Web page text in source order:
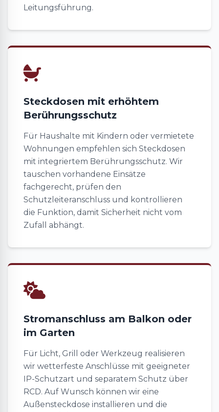
Leitungsführung.
Steckdosen mit erhöhtem
Berührungsschutz
Für Haushalte mit Kindern oder vermietete
Wohnungen empfehlen sich Steckdosen
mit integriertem Berührungsschutz. Wir
tauschen vorhandene Einsätze
fachgerecht, prüfen den
Schutzleiteranschluss und kontrollieren
die Funktion, damit Sicherheit nicht vom
Zufall abhängt.
Stromanschluss am Balkon oder
im Garten
Für Licht, Grill oder Werkzeug realisieren
wir wetterfeste Anschlüsse mit geeigneter
IP-Schutzart und separatem Schutz über
RCD. Auf Wunsch können wir eine
Außensteckdose installieren und die